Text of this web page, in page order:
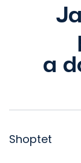
a
Shoptet